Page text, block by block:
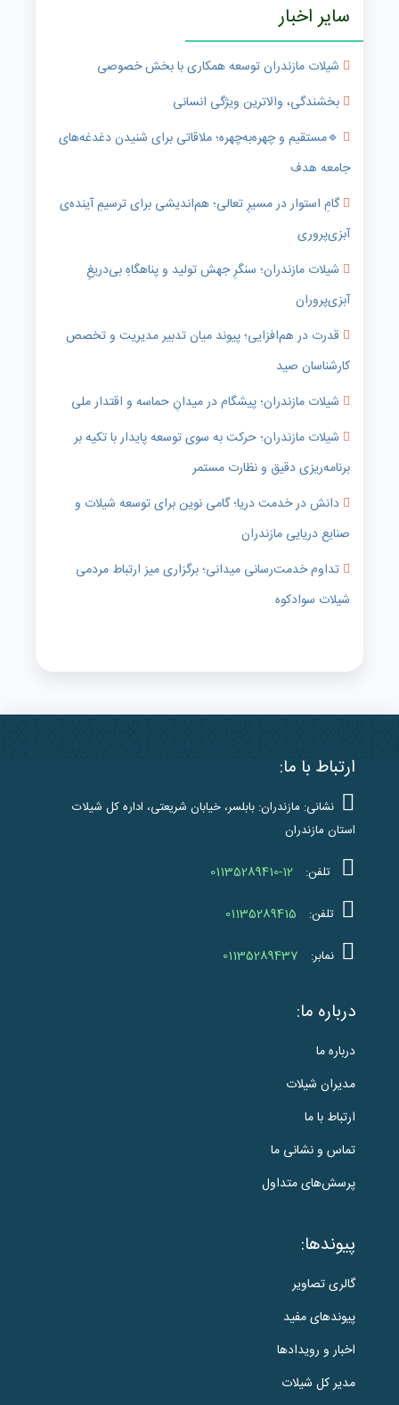
سایر اخبار
شیلات مازندران توسعه همکاری با بخش خصوصی
بخشندگی، والاترین ویژگی انسانی
🔹️مستقیم و چهره‌به‌چهره؛ ملاقاتی برای شنیدن دغدغه‌های
جامعه هدف
گامِ استوار در مسیرِ تعالی؛ هم‌اندیشی برای ترسیمِ آینده‌ی
آبزی‌پروری
شیلات مازندران؛ سنگرِ جهش تولید و پناهگاهِ بی‌دریغِ
آبزی‌پروران
قدرت در هم‌افزایی؛ پیوند میان تدبیر مدیریت و تخصص
کارشناسان صید
شیلات مازندران؛ پیشگام در میدانِ حماسه و اقتدار ملی
شیلات مازندران؛ حرکت به سوی توسعه پایدار با تکیه بر
برنامه‌ریزی دقیق و نظارت مستمر
دانش در خدمت دریا؛ گامی نوین برای توسعه شیلات و
صنایع دریایی مازندران
تداوم خدمت‌رسانی میدانی؛ برگزاری میز ارتباط مردمی
شیلات سوادکوه
ارتباط با ما:
نشانی: مازندران: بابلسر، خیابان شریعتی، اداره کل شیلات
استان مازندران
تلفن: 01135289410-12
تلفن: 01135289415
نمابر: 01135289437
درباره ما:
درباره ما
مدیران شیلات
ارتباط با ما
تماس و نشانی ما
پرسش‌های متداول
پیوندها:
گالری تصاویر
پیوندهای مفید
اخبار و رویدادها
مدیر کل شیلات